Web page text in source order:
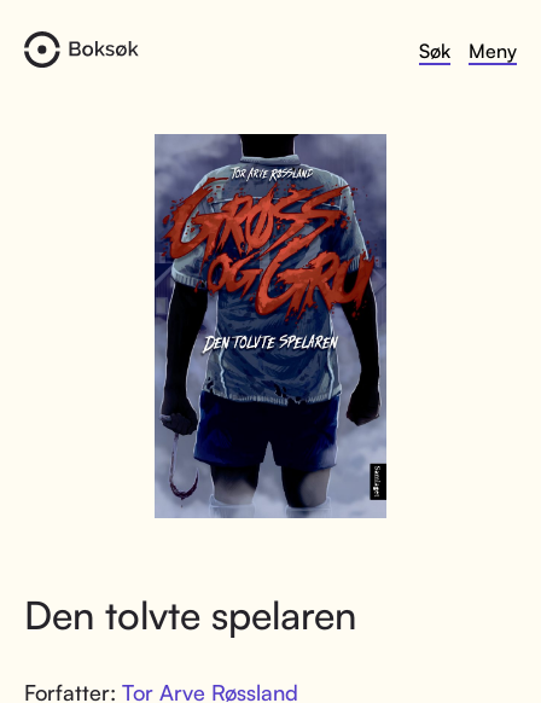
Søk Meny
Den tolvte spelaren
Forfatter: Tor Arve Røssland